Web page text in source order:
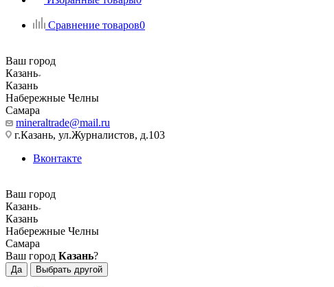
Сравнение товаров0
Ваш город
Казань
Казань
Набережные Челны
Самара
mineraltrade@mail.ru
г.Казань, ул.Журналистов, д.103
Вконтакте
Ваш город
Казань
Казань
Набережные Челны
Самара
Ваш город Казань?
Да Выбрать другой